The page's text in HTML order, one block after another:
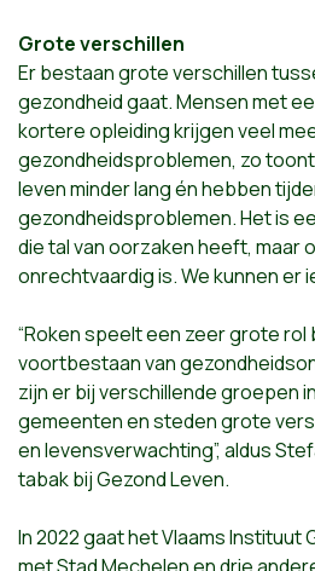
Grote verschillen
Er bestaan grote verschillen
gezondheid gaat. Mensen met
kortere opleiding krijgen veel
gezondheidsproblemen, zo
leven minder lang én hebben
gezondheidsproblemen. Het is
die tal van oorzaken heeft, maar
onrechtvaardig is. We kunnen er
“Roken speelt een zeer grote rol
voortbestaan van
zijn er bij verschillende groepen
gemeenten en steden grote
en levensverwachting”, aldus
tabak bij Gezond Leven.
In 2022 gaat het Vlaams Instituut
met Stad Mechelen en drie